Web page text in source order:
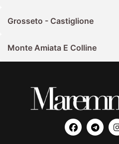
Grosseto - Castiglione
Monte Amiata E Colline